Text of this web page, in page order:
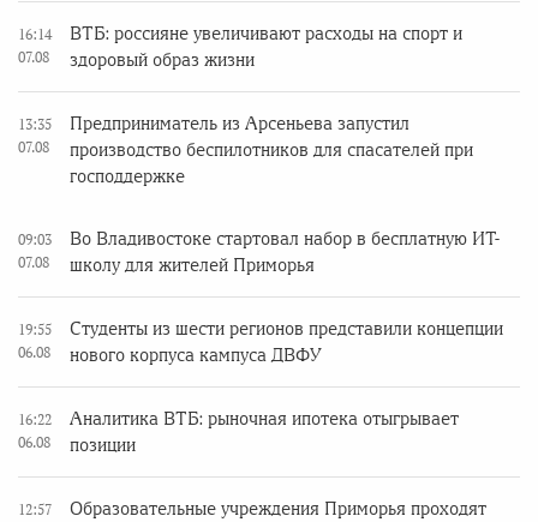
16:14
07.08
ВТБ: россияне увеличивают расходы на спорт и
здоровый образ жизни
13:35
07.08
Предприниматель из Арсеньева запустил
производство беспилотников для спасателей при
господдержке
09:03
07.08
Во Владивостоке стартовал набор в бесплатную ИТ-
школу для жителей Приморья
19:55
06.08
Студенты из шести регионов представили концепции
нового корпуса кампуса ДВФУ
16:22
06.08
Аналитика ВТБ: рыночная ипотека отыгрывает
позиции
12:57 Образовательные учреждения Приморья проходят